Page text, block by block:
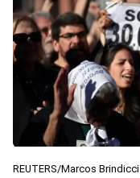
REUTERS/Marcos Brindicci